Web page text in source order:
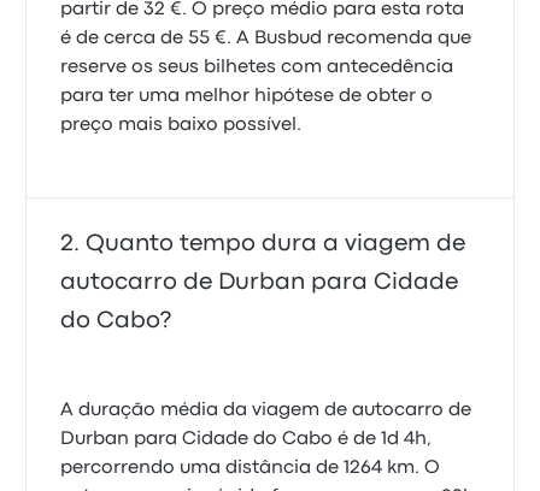
partir de 32 €. O preço médio para esta rota
é de cerca de 55 €. A Busbud recomenda que
reserve os seus bilhetes com antecedência
para ter uma melhor hipótese de obter o
preço mais baixo possível.
Quanto tempo dura a viagem de
autocarro de Durban para Cidade
do Cabo?
A duração média da viagem de autocarro de
Durban para Cidade do Cabo é de 1d 4h,
percorrendo uma distância de 1264 km. O